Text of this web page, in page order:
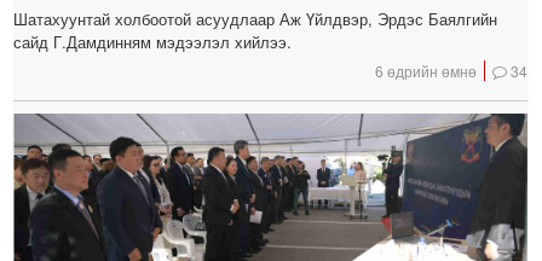
Шатахуунтай холбоотой асуудлаар Аж Үйлдвэр, Эрдэс Баялгийн
сайд Г.Дамдинням мэдээлэл хийлээ.
6 өдрийн өмнө 34